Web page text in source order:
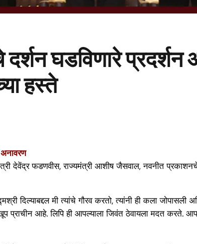
दर्शन घडविणारे
हस्ते
देवेंद्र फडणवीस, राज्यमंत्री आशीष जैसवाल, नवनीत
दिल्याबद्दल मी त्यांचे गौरव करतो, त्यांनी ही कला जोपासली
प्राचीन आहे. लिपि ही आपल्याला जिवंत ठेवायला मदत करते.